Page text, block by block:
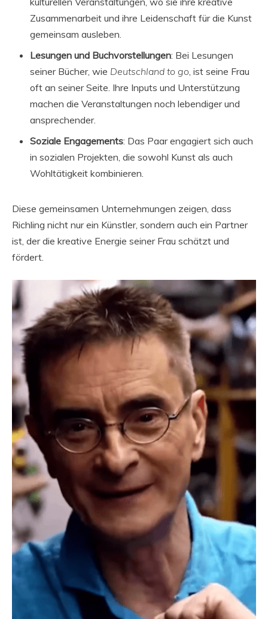
Zusammenarbeit und ihre Leidenschaft für die Kunst
gemeinsam ausleben.
Lesungen und Buchvorstellungen: Bei Lesungen
seiner Bücher, wie Deutschland to go, ist seine Frau
oft an seiner Seite. Ihre Inputs und Unterstützung
machen die Veranstaltungen noch lebendiger und
ansprechender.
Soziale Engagements: Das Paar engagiert sich auch
in sozialen Projekten, die sowohl Kunst als auch
Wohltätigkeit kombinieren.
Diese gemeinsamen Unternehmungen zeigen, dass
Richling nicht nur ein Künstler, sondern auch ein Partner
ist, der die kreative Energie seiner Frau schätzt und
fördert.